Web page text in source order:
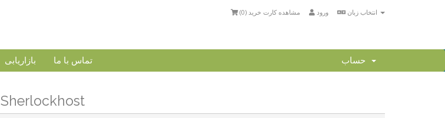
ورود مشاهده کارت خرید (0
)
بازاریابی تماس با ما
آخرین اخبار Sherlockhost